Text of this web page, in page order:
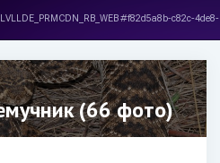
(66 фото)